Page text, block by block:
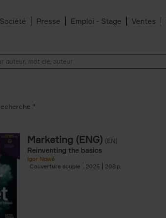
Société Presse Emploi - Stage Ventes
''
Marketing (ENG) (EN)
Reinventing the basics
Igor Nowé
Couverture souple
2025 208